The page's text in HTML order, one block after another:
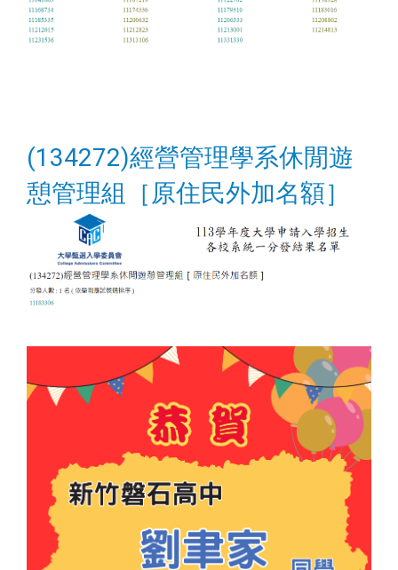
(134272)經營管理學系休閒遊
憩管理組［原住民外加名額］